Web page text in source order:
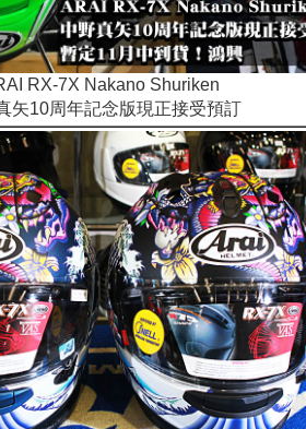
RX-7X Nakano Shuriken
矢10周年記念版現正接受預訂